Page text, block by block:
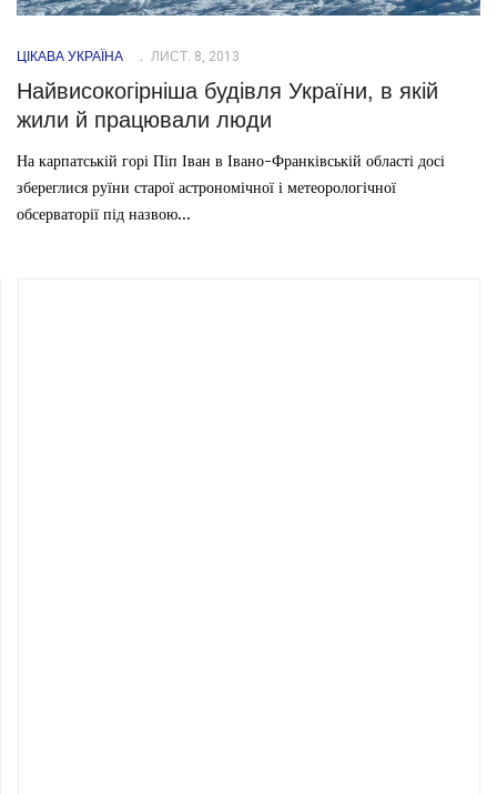
ЦІКАВА УКРАЇНА ЛИСТ. 8, 2013
Найвисокогірніша будівля України, в якій
жили й працювали люди
На карпатській горі Піп Іван в Івано-Франківській області досі
збереглися руїни старої астрономічної і метеорологічної
обсерваторії під назвою...